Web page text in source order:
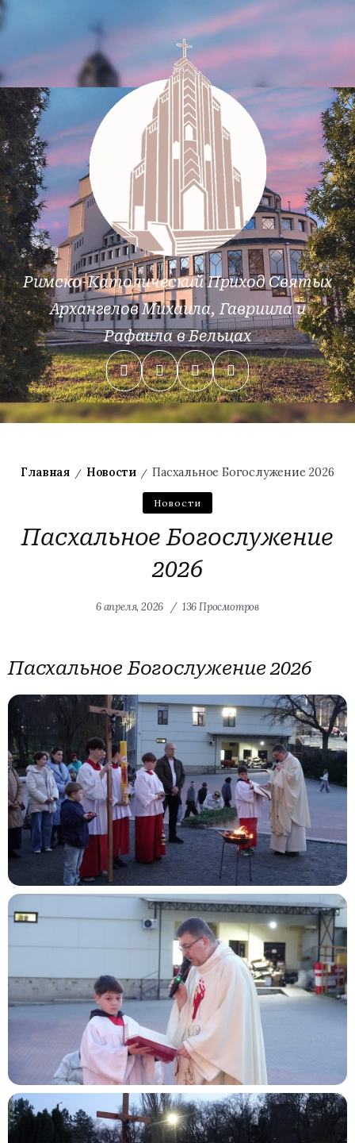
Римско-Католический Приход Святых
Архангелов Михаила, Гавриила и
Рафаила в Бельцах
Главная / Новости / Пасхальное Богослужение 2026
Новости
Пасхальное Богослужение
2026
6 апреля, 2026 136 Просмотров
Пасхальное Богослужение 2026